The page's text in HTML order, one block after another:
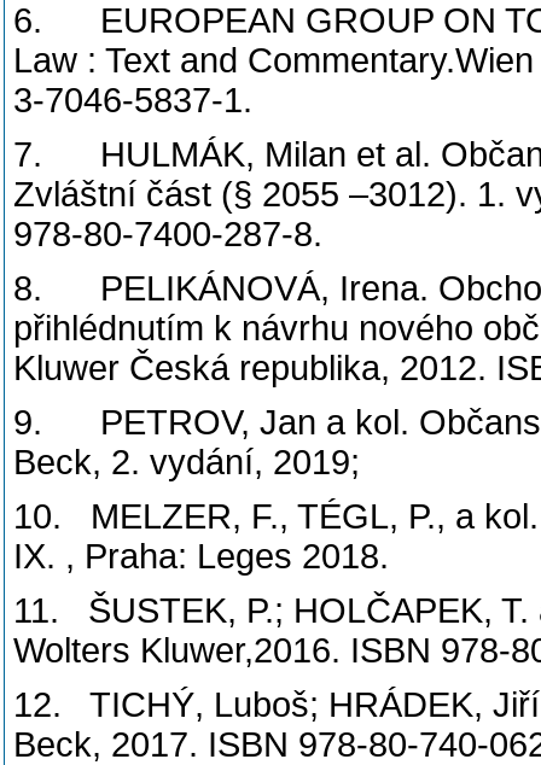
6. EUROPEAN GROUP ON
Law : Text and
3-7046-5837-1.
7. HULMÁK, Milan et al.
Zvláštní část (§ 2055 –3012). 1.
978-80-7400-287-8.
8. PELIKÁNOVÁ, Irena.
přihlédnutím k návrhu nového
Kluwer Česká republika, 2012.
9. PETROV, Jan a kol.
Beck, 2. vydání, 2019;
10. MELZER, F., TÉGL, P., a
IX. , Praha: Leges 2018.
11. ŠUSTEK, P.; HOLČAPEK,
Wolters Kluwer,2016. ISBN 978-
12. TICHÝ, Luboš; HRÁDEK,
Beck, 2017. ISBN 978-80-740-